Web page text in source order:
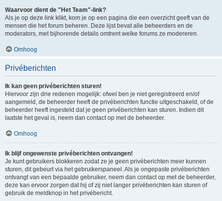
Waarvoor dient de "Het Team"-link?
Als je op deze link klikt, kom je op een pagina die een overzicht geeft van de
mensen die het forum beheren. Deze lijst bevat alle beheerders en de
moderators, met bijhorende details omtrent welke forums ze modereren.
Omhoog
Privéberichten
Ik kan geen privéberichten sturen!
Hiervoor zijn drie redenen mogelijk: ofwel ben je niet geregistreerd en/of
aangemeld, de beheerder heeft de privéberichten functie uitgeschakeld, of de
beheerder heeft ingesteld dat je geen privéberichten kan sturen. Indien dit
laatste het geval is, neem dan contact op met de beheerder.
Omhoog
Ik blijf ongewenste privéberichten ontvangen!
Je kunt gebruikers blokkeren zodat ze je geen privéberichten meer kunnen
sturen, dit gebeurt via het gebruikerspaneel. Als je ongepaste privéberichten
ontvangt van een bepaalde gebruiker, neem dan contact op met de beheerder,
deze kan ervoor zorgen dat hij of zij niet langer privéberichten kan sturen of
gebruik de meldknop in het privébericht.